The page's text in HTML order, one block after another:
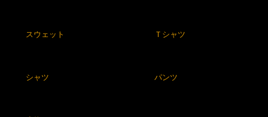
スウェット Ｔシャツ
シャツ パンツ